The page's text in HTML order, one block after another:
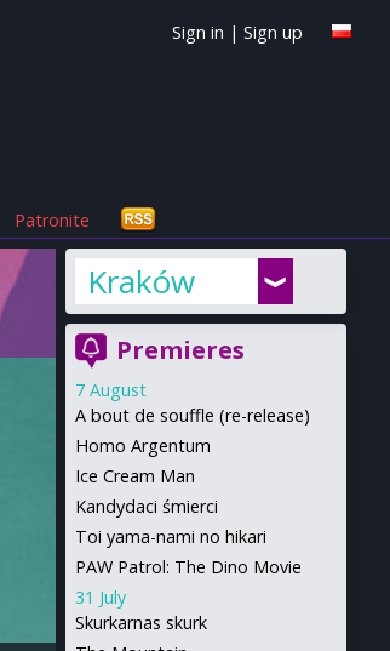
Sign in | Sign up
Patronite
Kraków
Premieres
7 August
A bout de souffle (re-release)
Homo Argentum
Ice Cream Man
Kandydaci śmierci
Toi yama-nami no hikari
PAW Patrol: The Dino Movie
31 July
Skurkarnas skurk